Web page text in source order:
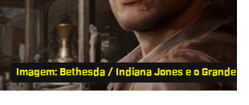
Imagem: Bethesda / Indiana Jones e o Grande